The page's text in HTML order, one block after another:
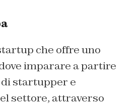
che offre uno
imparare a partire
di startupper e
settore, attraverso